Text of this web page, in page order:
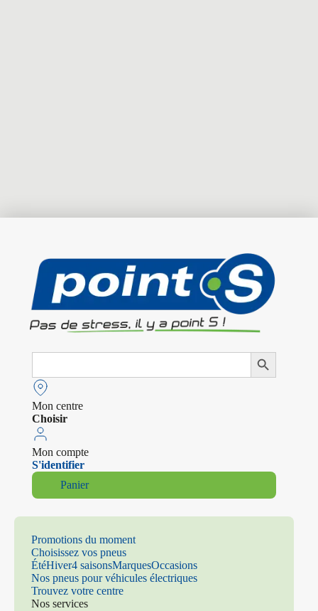
Search
Search Button
Mon centre
Choisir
Mon compte
S'identifier
Panier
Promotions du moment
Choisissez vos pneus
ÉtéHiver4 saisonsMarquesOccasions
Nos pneus pour véhicules électriques
Trouvez votre centre
Nos services